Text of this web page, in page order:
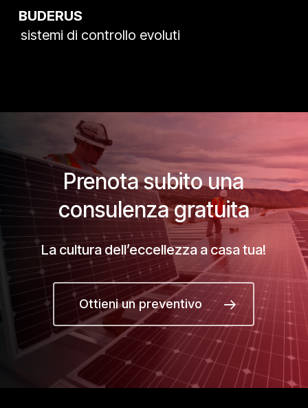
BUDERUS
sistemi di controllo evoluti
Prenota subito una
consulenza gratuita
La cultura dell’eccellezza a casa tua!
Ottieni un preventivo